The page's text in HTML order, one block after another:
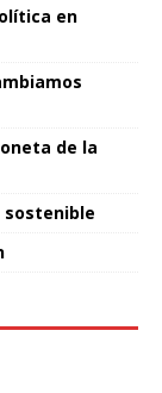
en
de la
sostenible